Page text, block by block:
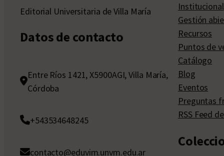
Editorial Universitaria de Villa María
Datos de contacto
Entre Ríos 1421, X5900AGI, Villa María,
Córdoba
+543534648245
contacto@eduvim.unvm.edu.ar
Institucional
Gestión
Recursos
Puntos de
Catálogo
Blog
Eventos
Preguntas
RSS Feed